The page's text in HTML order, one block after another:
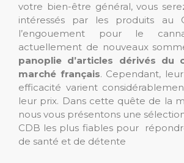
votre bien-être général, vous
intéressés par les produits au
l’engouement pour le
actuellement de nouveaux
panoplie d’articles dérivés du
marché français. Cependant,
efficacité varient
leur prix. Dans cette quête de la
nous vous présentons une
CDB les plus fiables pour
de santé et de détente